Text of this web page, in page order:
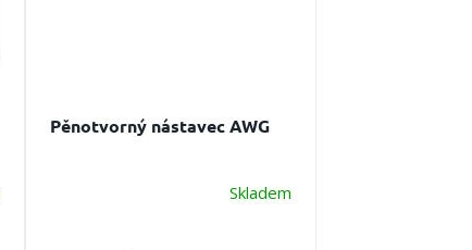
Pěnotvorný nástavec AWG
Skladem